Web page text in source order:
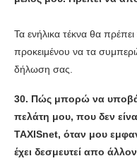
Τα ενήλικα τέκνα θα
προκειμένου να τα
δήλωση σας.
30. Πώς μπορώ να
πελάτη μου, που δεν
TAXISnet, όταν μου
έχει δεσμευτεί απο